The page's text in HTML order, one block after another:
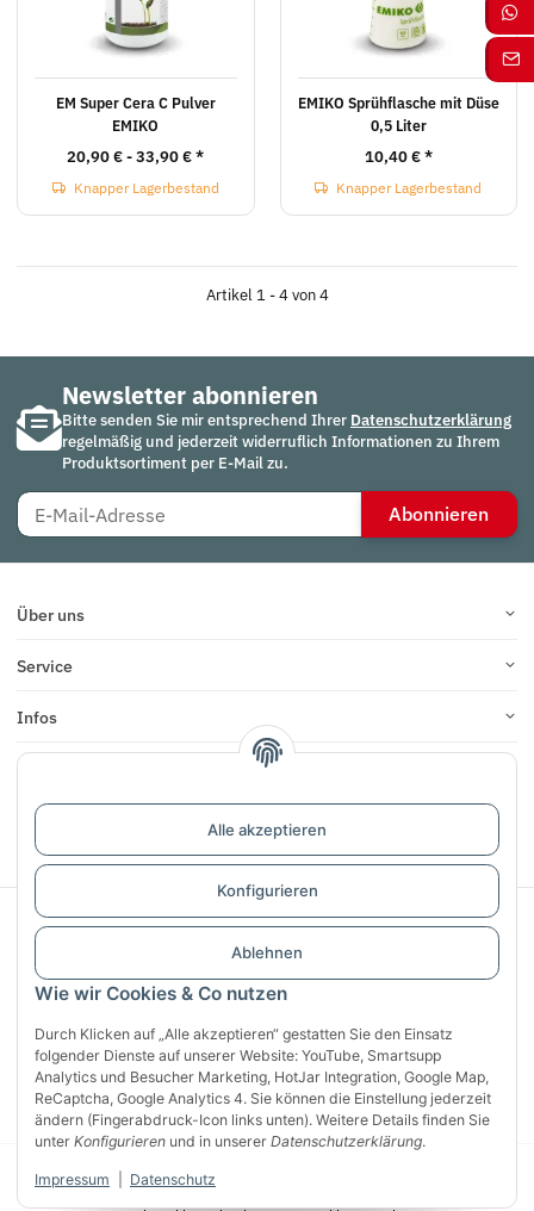
Wie wir Cookies & Co nutzen
Durch Klicken auf „Alle akzeptieren“ gestatten Sie den Einsatz
folgender Dienste auf unserer Website: YouTube, Smartsupp
Analytics und Besucher Marketing, HotJar Integration, Google Map,
ReCaptcha, Google Analytics 4. Sie können die Einstellung jederzeit
ändern (Fingerabdruck-Icon links unten). Weitere Details finden Sie
unter Konfigurieren und in unserer Datenschutzerklärung.
Impressum Datenschutz
Alle akzeptieren
Konfigurieren
Ablehnen
EM Super Cera C Pulver
EMIKO
20,90 € -33,90 €*
Knapper Lagerbestand
EMIKO Sprühflasche mit Düse
0,5 Liter
10,40 €*
Knapper Lagerbestand
Artikel 1 - 4 von 4
Newsletter abonnieren
Bitte senden Sie mir entsprechend Ihrer Datenschutzerklärung
regelmäßig und jederzeit widerruflich Informationen zu Ihrem
Produktsortiment per E-Mail zu.
Abonnieren
Über uns
Service
Infos
Bewertungen
Vertrag widerrufen
Sichere Zahlung mit:
© 2026 CG Heunetze Christoph Gehrmann
USt., zzgl.